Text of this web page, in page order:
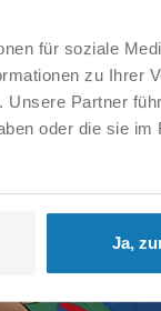
für soziale
zu Ihrer
Partner
oder die sie im
Ja,